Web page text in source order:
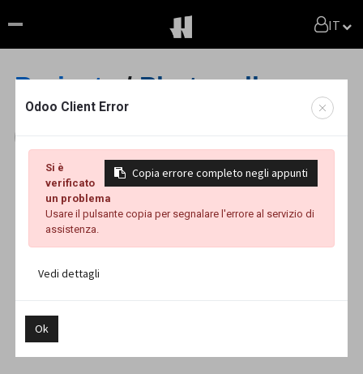
IT
Projects /Photogallery
0
Loading...
Odoo Client Error
Copia errore completo negli appunti
Si è
verificato
un problema
Usare il pulsante copia per segnalare l'errore al servizio di
assistenza.
Vedi dettagli
Ok